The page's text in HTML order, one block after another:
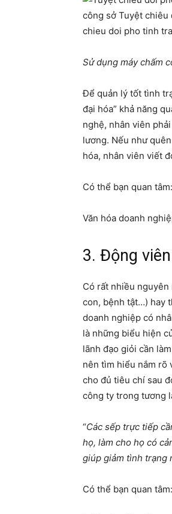
Sử dụng máy chấm
Để quản lý tốt tình
đại hóa” khả năng
nghệ, nhân viên
lương. Nếu như
hóa, nhân viên viết
Có thể bạn quan tâm:
Văn hóa doanh
3. Động
Có rất nhiều
con, bệnh tật…) hay
doanh nghiệp có
là những biểu hiện
lãnh đạo giỏi cần
nên tìm hiểu nắm rõ
cho đủ tiêu chí sau
công ty trong tương
“Các sếp trực tiếp
họ, làm cho họ có
giúp giảm tình trạng
Có thể bạn quan tâm: